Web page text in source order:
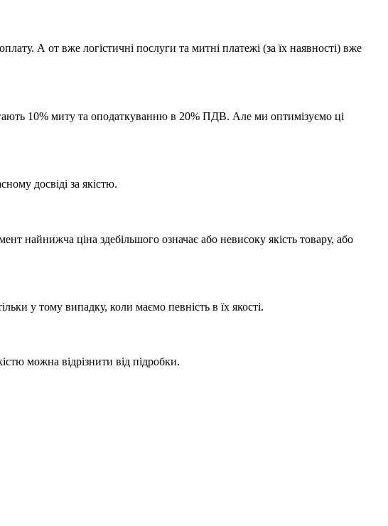
А от вже логістичні послуги та митні платежі (за їх наявності) вже
10% миту та оподаткуванню в 20% ПДВ. Але ми оптимізуємо ці
досвіді за якістю.
найнижча ціна здебільшого означає або невисоку якість товару, або
у тому випадку, коли маємо певність в їх якості.
можна відрізнити від підробки.